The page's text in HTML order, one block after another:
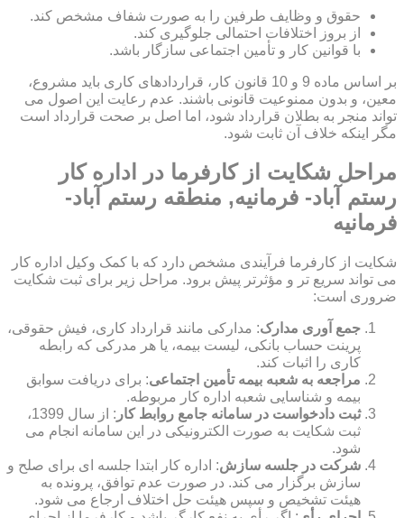
حقوق و وظایف طرفین را به صورت شفاف مشخص کند.
از بروز اختلافات احتمالی جلوگیری کند.
با قوانین کار و تأمین اجتماعی سازگار باشد.
بر اساس ماده 9 و 10 قانون کار، قراردادهای کاری باید مشروع،
معین، و بدون ممنوعیت قانونی باشند. عدم رعایت این اصول می
تواند منجر به بطلان قرارداد شود، اما اصل بر صحت قرارداد است
مگر اینکه خلاف آن ثابت شود.
مراحل شکایت از کارفرما در اداره کار
رستم آباد- فرمانیه, منطقه رستم آباد-
فرمانیه
شکایت از کارفرما فرآیندی مشخص دارد که با کمک وکیل اداره کار
می تواند سریع تر و مؤثرتر پیش برود. مراحل زیر برای ثبت شکایت
ضروری است:
جمع آوری مدارک: مدارکی مانند قرارداد کاری، فیش حقوقی،
پرینت حساب بانکی، لیست بیمه، یا هر مدرکی که رابطه
کاری را اثبات کند.
مراجعه به شعبه بیمه تأمین اجتماعی: برای دریافت سوابق
بیمه و شناسایی شعبه اداره کار مربوطه.
ثبت دادخواست در سامانه جامع روابط کار
: از سال 1399،
ثبت شکایت به صورت الکترونیکی در این سامانه انجام می
شود.
شرکت در جلسه سازش: اداره کار ابتدا جلسه ای برای صلح و
سازش برگزار می کند. در صورت عدم توافق، پرونده به
هیئت تشخیص و سپس هیئت حل اختلاف ارجاع می شود.